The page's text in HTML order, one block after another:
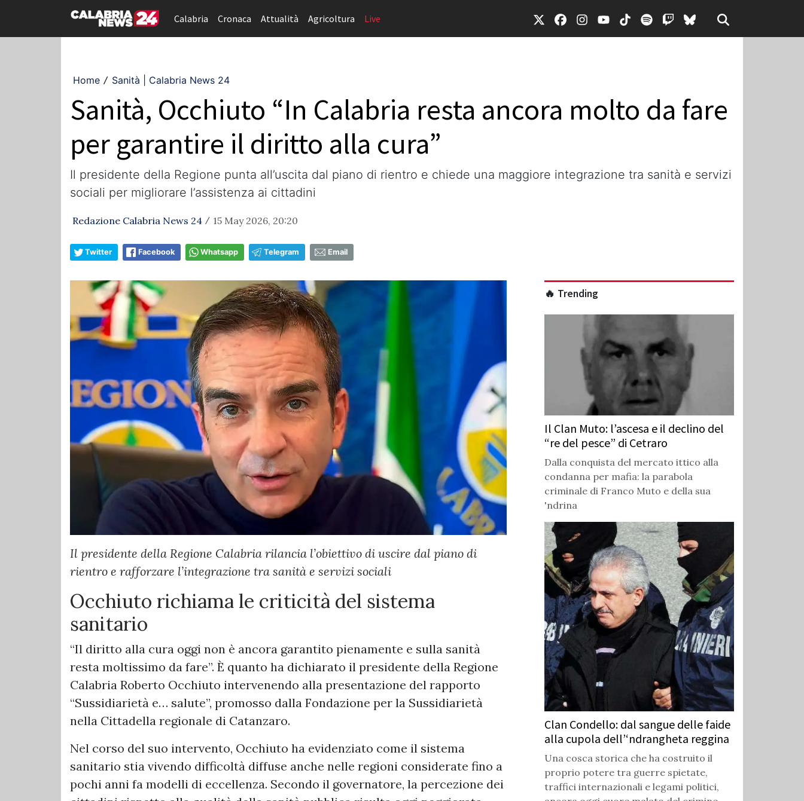
Calabria Cronaca Attualità Agricoltura Live
Home / Sanità | Calabria News 24
Sanità, Occhiuto “In Calabria resta ancora molto da fare
per garantire il diritto alla cura”
Il presidente della Regione punta all’uscita dal piano di rientro e chiede una maggiore integrazione tra sanità e servizi
sociali per migliorare l’assistenza ai cittadini
Redazione Calabria News 24 / 15 May 2026, 20:20
Twitter Facebook Whatsapp Telegram Email
Il presidente della Regione Calabria rilancia l’obiettivo di uscire dal piano di
rientro e rafforzare l’integrazione tra sanità e servizi sociali
Occhiuto richiama le criticità del sistema
sanitario
“Il diritto alla cura oggi non è ancora garantito pienamente e sulla sanità
resta moltissimo da fare”. È quanto ha dichiarato il presidente della Regione
Calabria Roberto Occhiuto intervenendo alla presentazione del rapporto
“Sussidiarietà e… salute”, promosso dalla Fondazione per la Sussidiarietà
nella Cittadella regionale di Catanzaro.
Nel corso del suo intervento, Occhiuto ha evidenziato come il sistema
sanitario stia vivendo difficoltà diffuse anche nelle regioni considerate fino a
pochi anni fa modelli di eccellenza. Secondo il governatore, la percezione dei
🔥 Trending
Il Clan Muto: l’ascesa e il declino del
“re del pesce” di Cetraro
Dalla conquista del mercato ittico alla
condanna per mafia: la parabola
criminale di Franco Muto e della sua
'ndrina
Clan Condello: dal sangue delle faide
alla cupola dell’‘ndrangheta reggina
Una cosca storica che ha costruito il
proprio potere tra guerre spietate,
traffici internazionali e legami politici,